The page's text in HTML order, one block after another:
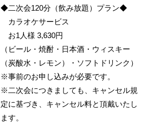
◆二次会120分（飲み放題）プラン◆
カラオケサービス
お1人様 3,630円
（ビール・焼酎・日本酒・ウィスキー
（炭酸水・レモン）・ソフトドリンク）
※事前のお申し込みが必要です。
※二次会につきましても、キャンセル規
定に基づき、キャンセル料と頂戴いたし
ます。